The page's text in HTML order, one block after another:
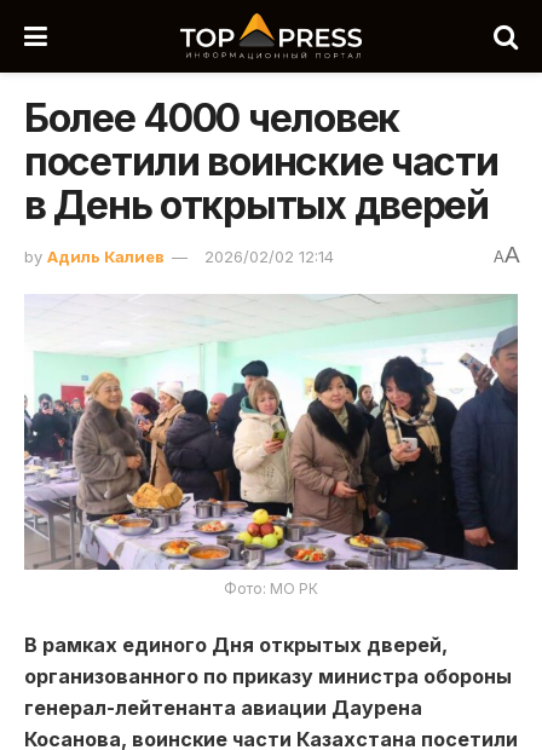
Более 4000 человек
посетили воинские части
в День открытых дверей
by Адиль Калиев 2026/02/02 12:14 AA
Фото: МО РК
В рамках единого Дня открытых дверей,
организованного по приказу министра обороны
генерал-лейтенанта авиации Даурена
Косанова, воинские части Казахстана посетили